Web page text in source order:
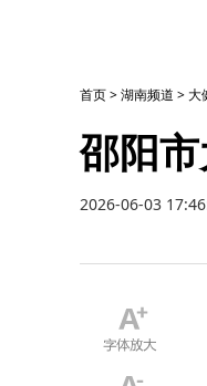
首页>湖南频道 >大
邵阳
2026-06-03